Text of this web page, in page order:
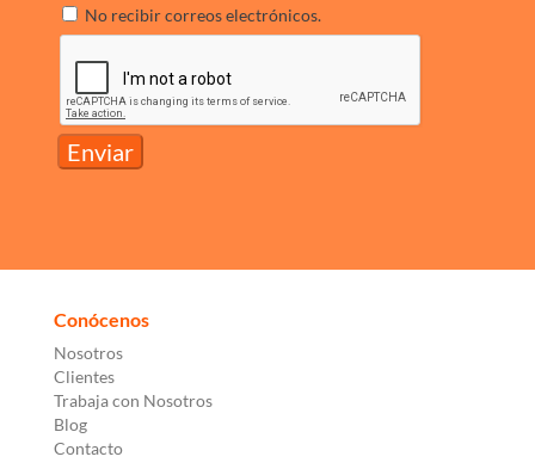
No recibir correos electrónicos.
Conócenos
Nosotros
Clientes
Trabaja con Nosotros
Blog
Contacto